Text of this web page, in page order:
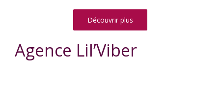
Découvrir plus
Agence Lil’Viber